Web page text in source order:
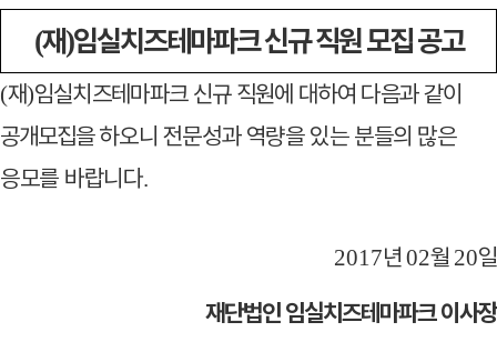
(재)임실치즈테마파크 신규 직원 모집 공고
(재)임실치즈테마파크 신규 직원에 대하여 다음과같이
공개모집을하오니 전문성과 역량을 있는 분들의 많은
응모를 바랍니다.
2017년 02월 20일
재단법인 임실치즈테마파크 이사장